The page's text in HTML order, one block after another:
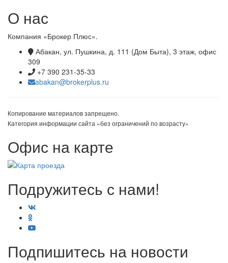
О нас
Компания «Брокер Плюс».
Абакан, ул. Пушкина, д. 111 (Дом Быта), 3 этаж, офис
309
+7 390 231-35-33
abakan@brokerplus.ru
Копирование материалов запрещено.
Категория информации сайта «без ограничений по возрасту»
Офис на карте
Подружитесь с нами!
Подпишитесь на новости